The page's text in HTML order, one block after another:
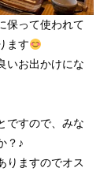
保って使われて
ます
いお出かけにな
ですので、みな
？♪
りますのでオス